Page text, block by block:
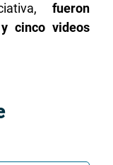
fueron
cinco videos